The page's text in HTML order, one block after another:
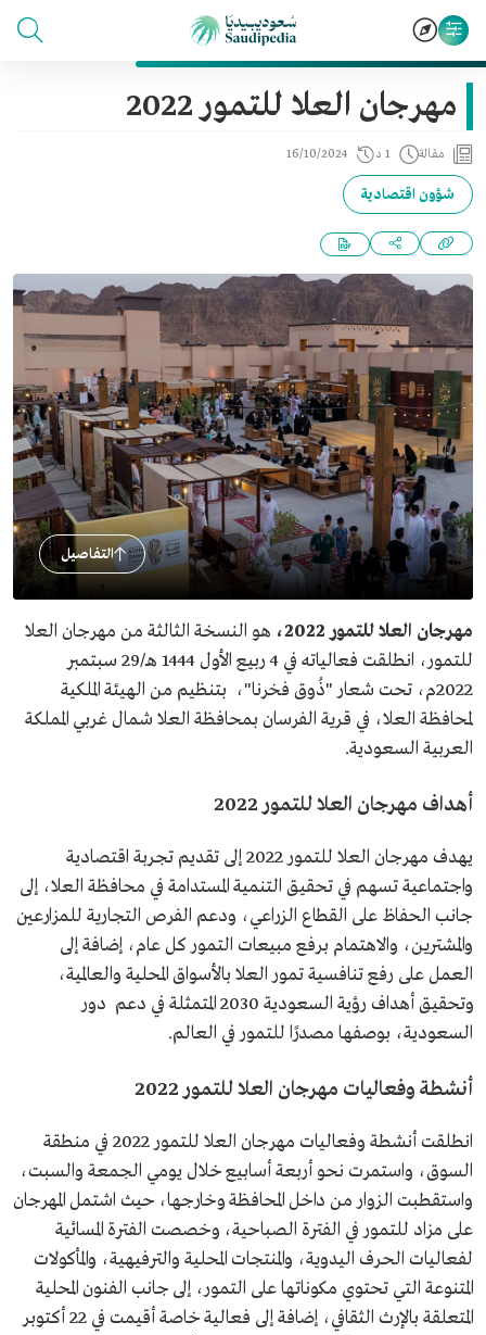
مهرجان العلا للتمور 2022
مقالة 1 د 16/10/2024
شؤون اقتصادية
التفاصيل
مهرجان العلا للتمور 2022،
هو النسخة الثالثة من مهرجان العلا
للتمور، انطلقت فعالياته في 4 ربيع الأول 1444 هـ/29 سبتمبر
2022م، تحت شعار "ذُوق فخرنا"، بتنظيم من الهيئة الملكية
لمحافظة العلا، في قرية الفرسان بمحافظة العلا شمال غربي المملكة
العربية السعودية.
أهداف مهرجان العلا للتمور 2022
يهدف مهرجان العلا للتمور 2022 إلى تقديم تجربة اقتصادية
واجتماعية تسهم في تحقيق التنمية المستدامة في محافظة العلا، إلى
جانب الحفاظ على القطاع الزراعي، ودعم الفرص التجارية للمزارعين
والمشترين، والاهتمام برفع مبيعات التمور كل عام، إضافة إلى
العمل على رفع تنافسية تمور العلا بالأسواق المحلية والعالمية،
وتحقيق أهداف رؤية السعودية 2030 المتمثلة في دعم دور
السعودية، بوصفها مصدرًا للتمور في العالم.
أنشطة وفعاليات مهرجان العلا للتمور 2022
انطلقت أنشطة وفعاليات مهرجان العلا للتمور 2022 في منطقة
السوق، واستمرت نحو أربعة أسابيع خلال يومي الجمعة والسبت،
واستقطبت الزوار من داخل المحافظة وخارجها، حيث اشتمل المهرجان
على مزاد للتمور في الفترة الصباحية، وخصصت الفترة المسائية
لفعاليات الحرف اليدوية، والمنتجات المحلية والترفيهية، والمأكولات
المتنوعة التي تحتوي مكوناتها على التمور، إلى جانب الفنون المحلية
المتعلقة بالإرث الثقافي، إضافة إلى فعالية خاصة أقيمت في 22 أكتوبر